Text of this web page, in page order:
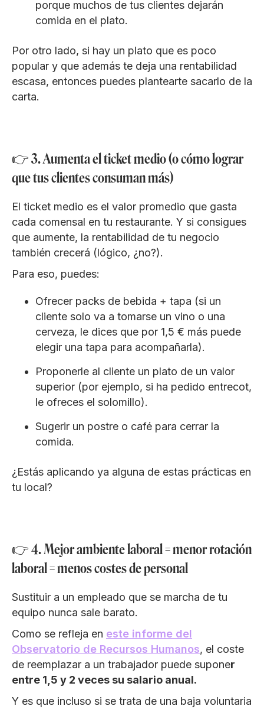
porque muchos de tus clientes dejarán
comida en el plato.
Por otro lado, si hay un plato que es poco
popular y que además te deja una rentabilidad
escasa, entonces puedes plantearte sacarlo de la
carta.
👉 3. Aumenta el ticket medio (o cómo lograr
que tus clientes consuman más)
El ticket medio es el valor promedio que gasta
cada comensal en tu restaurante. Y si consigues
que aumente, la rentabilidad de tu negocio
también crecerá (lógico, ¿no?).
Para eso, puedes:
Ofrecer packs de bebida + tapa (si un
cliente solo va a tomarse un vino o una
cerveza, le dices que por 1,5 € más puede
elegir una tapa para acompañarla).
Proponerle al cliente un plato de un valor
superior (por ejemplo, si ha pedido entrecot,
le ofreces el solomillo).
Sugerir un postre o café para cerrar la
comida.
¿Estás aplicando ya alguna de estas prácticas en
tu local?
👉 4. Mejor ambiente laboral = menor rotación
laboral = menos costes de personal
Sustituir a un empleado que se marcha de tu
equipo nunca sale barato.
Como se refleja en este informe del
Observatorio de Recursos Humanos, el coste
de reemplazar a un trabajador puede suponer
entre 1,5 y 2 veces su salario anual.
Y es que incluso si se trata de una baja voluntaria